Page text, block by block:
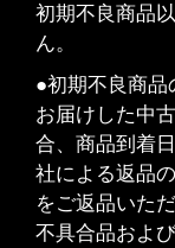
初期不良商品
ん。
●初期不良商品
お届けした中
合、商品到着
社による返品
をご返品いただ
不具合品およ